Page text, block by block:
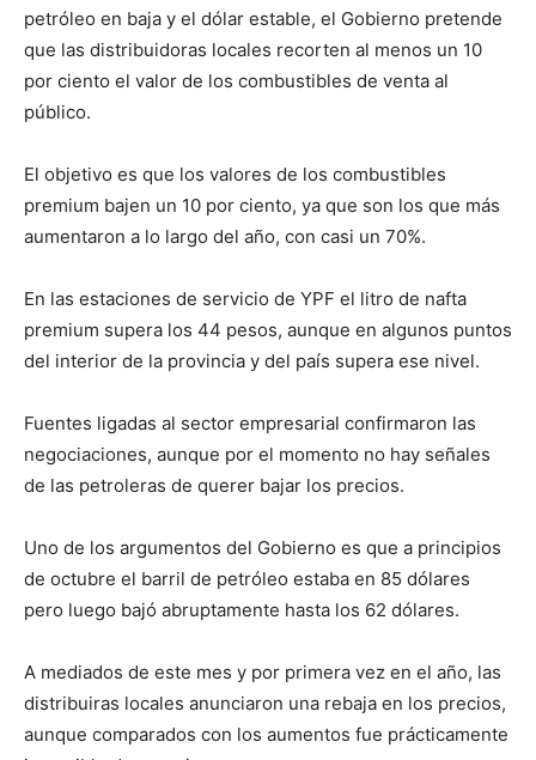
petróleo en baja y el dólar estable, el Gobierno pretende
que las distribuidoras locales recorten al menos un 10
por ciento el valor de los combustibles de venta al
público.
El objetivo es que los valores de los combustibles
premium bajen un 10 por ciento, ya que son los que más
aumentaron a lo largo del año, con casi un 70%.
En las estaciones de servicio de YPF el litro de nafta
premium supera los 44 pesos, aunque en algunos puntos
del interior de la provincia y del país supera ese nivel.
Fuentes ligadas al sector empresarial confirmaron las
negociaciones, aunque por el momento no hay señales
de las petroleras de querer bajar los precios.
Uno de los argumentos del Gobierno es que a principios
de octubre el barril de petróleo estaba en 85 dólares
pero luego bajó abruptamente hasta los 62 dólares.
A mediados de este mes y por primera vez en el año, las
distribuiras locales anunciaron una rebaja en los precios,
aunque comparados con los aumentos fue prácticamente